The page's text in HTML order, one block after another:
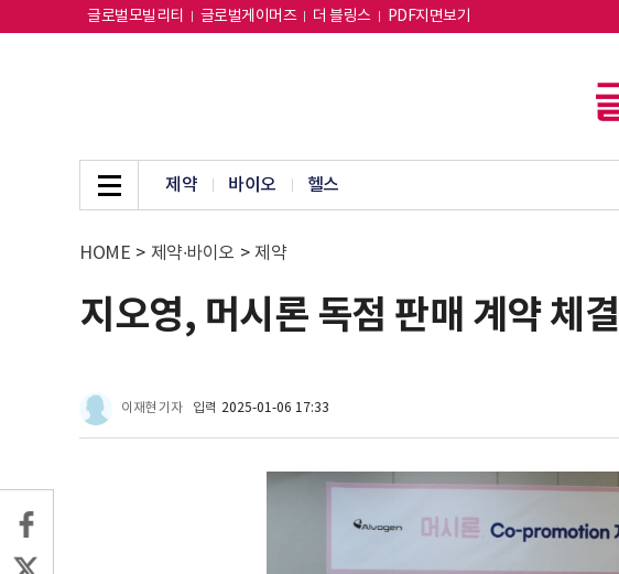
글로벌모빌리티 글로벌게이머즈 더 블링스 PDF지면보기
제약 바이오 헬스
HOME > 제약∙바이오 > 제약
지오영, 머시론 독점 판매 계약 체결
이재현 기자 입력 2025-01-06 17:33